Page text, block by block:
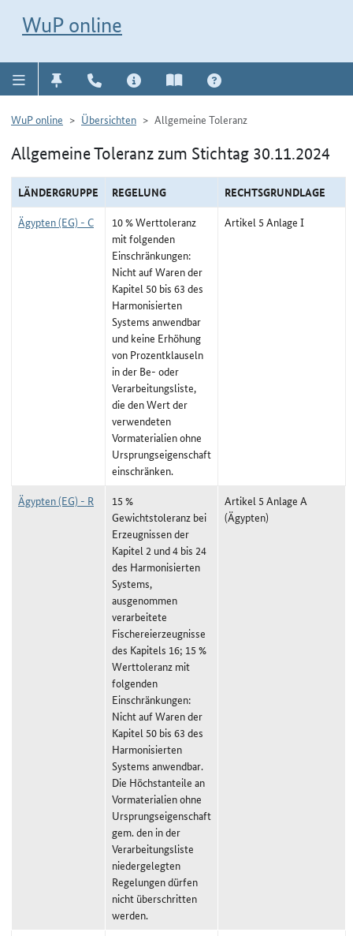
WuP online
WuP online Übersichten Allgemeine Toleranz
Allgemeine Toleranz zum Stichtag 30.11.2024
LÄNDERGRUPPE REGELUNG
RECHTSGRUNDLAGE
Ägypten (EG) - C
10 % Werttoleranz
mit folgenden
Einschränkungen:
Nicht auf Waren der
Kapitel 50 bis 63 des
Harmonisierten
Systems anwendbar
und keine Erhöhung
von Prozentklauseln
in der Be- oder
Verarbeitungsliste,
die den Wert der
verwendeten
Vormaterialien ohne
Ursprungseigenschaft
einschränken.
Artikel 5 Anlage I
Ägypten (EG) - R
15 %
Gewichtstoleranz bei
Erzeugnissen der
Kapitel 2 und 4 bis 24
des Harmonisierten
Systems,
ausgenommen
verarbeitete
Fischereierzeugnisse
des Kapitels 16; 15 %
Werttoleranz mit
folgenden
Einschränkungen:
Nicht auf Waren der
Kapitel 50 bis 63 des
Harmonisierten
Systems anwendbar.
Die Höchstanteile an
Vormaterialien ohne
Ursprungseigenschaft
gem. den in der
Verarbeitungsliste
niedergelegten
Regelungen dürfen
nicht überschritten
werden.
Artikel 5 Anlage A
(Ägypten)